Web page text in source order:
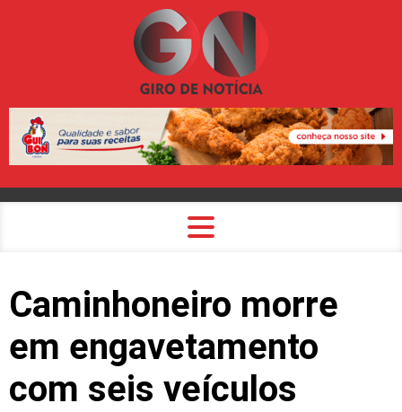
Caminhoneiro morre
em engavetamento
com seis veículos